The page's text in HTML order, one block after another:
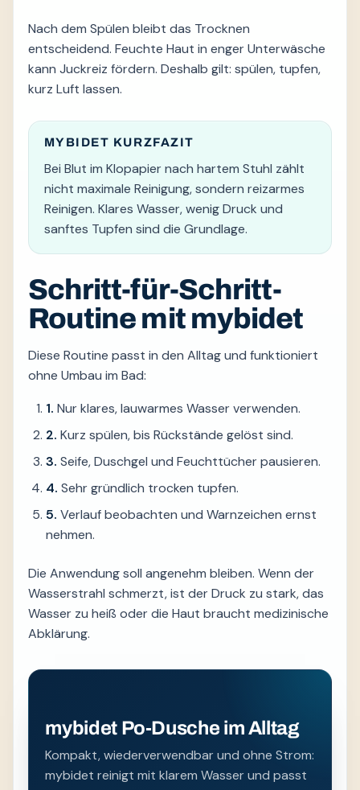
Nach dem Spülen bleibt das Trocknen
entscheidend. Feuchte Haut in enger Unterwäsche
kann Juckreiz fördern. Deshalb gilt: spülen, tupfen,
kurz Luft lassen.
MYBIDET KURZFAZIT
Bei Blut im Klopapier nach hartem Stuhl zählt
nicht maximale Reinigung, sondern reizarmes
Reinigen. Klares Wasser, wenig Druck und
sanftes Tupfen sind die Grundlage.
Schritt-für-Schritt-
Routine mit mybidet
Diese Routine passt in den Alltag und funktioniert
ohne Umbau im Bad:
1. Nur klares, lauwarmes Wasser verwenden.
2. Kurz spülen, bis Rückstände gelöst sind.
3. Seife, Duschgel und Feuchttücher pausieren.
4. Sehr gründlich trocken tupfen.
5. Verlauf beobachten und Warnzeichen ernst
nehmen.
Die Anwendung soll angenehm bleiben. Wenn der
Wasserstrahl schmerzt, ist der Druck zu stark, das
Wasser zu heiß oder die Haut braucht medizinische
Abklärung.
mybidet Po-Dusche im Alltag
Kompakt, wiederverwendbar und ohne Strom:
mybidet reinigt mit klarem Wasser und passt